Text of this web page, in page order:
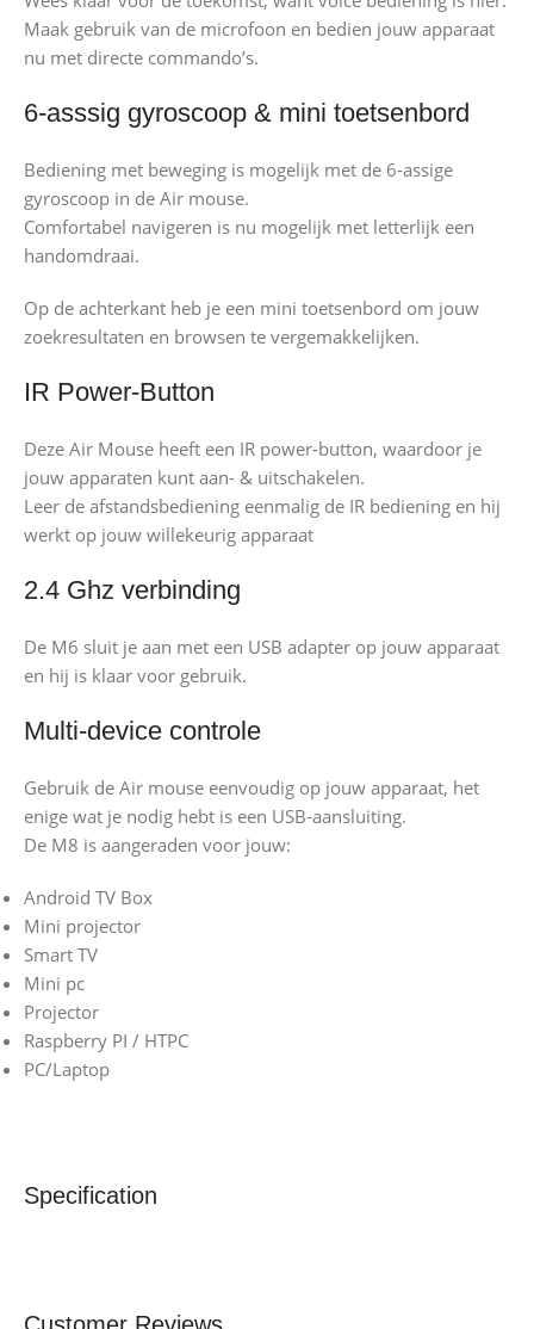
Maak gebruik van de microfoon en bedien jouw apparaat
nu met directe commando’s.
6-asssig gyroscoop & mini toetsenbord
Bediening met beweging is mogelijk met de 6-assige
gyroscoop in de Air mouse.
Comfortabel navigeren is nu mogelijk met letterlijk een
handomdraai.
Op de achterkant heb je een mini toetsenbord om jouw
zoekresultaten en browsen te vergemakkelijken.
IR Power-Button
Deze Air Mouse heeft een IR power-button, waardoor je
jouw apparaten kunt aan- & uitschakelen.
Leer de afstandsbediening eenmalig de IR bediening en hij
werkt op jouw willekeurig apparaat
2.4 Ghz verbinding
De M6 sluit je aan met een USB adapter op jouw apparaat
en hij is klaar voor gebruik.
Multi-device controle
Gebruik de Air mouse eenvoudig op jouw apparaat, het
enige wat je nodig hebt is een USB-aansluiting.
De M8 is aangeraden voor jouw:
Android TV Box
Mini projector
Smart TV
Mini pc
Projector
Raspberry PI / HTPC
PC/Laptop
Specification